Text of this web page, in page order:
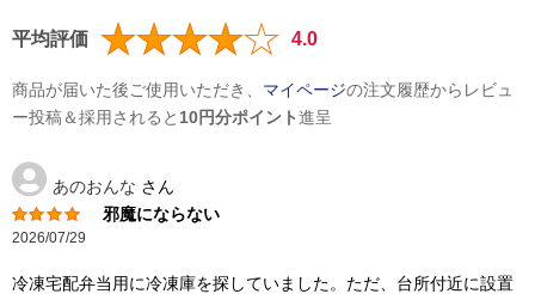
平均評価 4.0
商品が届いた後ご使用いただき、 マイページの注文履歴からレビュ
ー投稿＆採用されると 10円分ポイント進呈
あのおんな さん
邪魔にならない
2026/07/29
冷凍宅配弁当用に冷凍庫を探していました。ただ、台所付近に設置